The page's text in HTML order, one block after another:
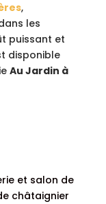
,
les
puissant et
disponible
Au Jardin à
et salon de
châtaignier